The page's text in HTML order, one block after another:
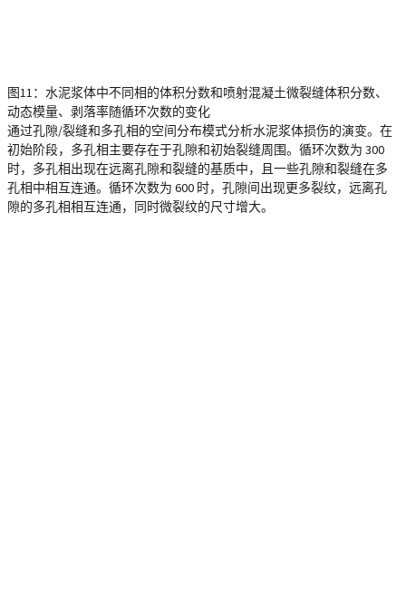
图11：水泥浆体中不同相的体积分数和喷射混凝土微裂缝体积分数、
动态模量、剥落率随循环次数的变化
通过孔隙/裂缝和多孔相的空间分布模式分析水泥浆体损伤的演变。在
初始阶段，多孔相主要存在于孔隙和初始裂缝周围。循环次数为 300
时，多孔相出现在远离孔隙和裂缝的基质中，且一些孔隙和裂缝在多
孔相中相互连通。循环次数为 600 时，孔隙间出现更多裂纹，远离孔
隙的多孔相相互连通，同时微裂纹的尺寸增大。